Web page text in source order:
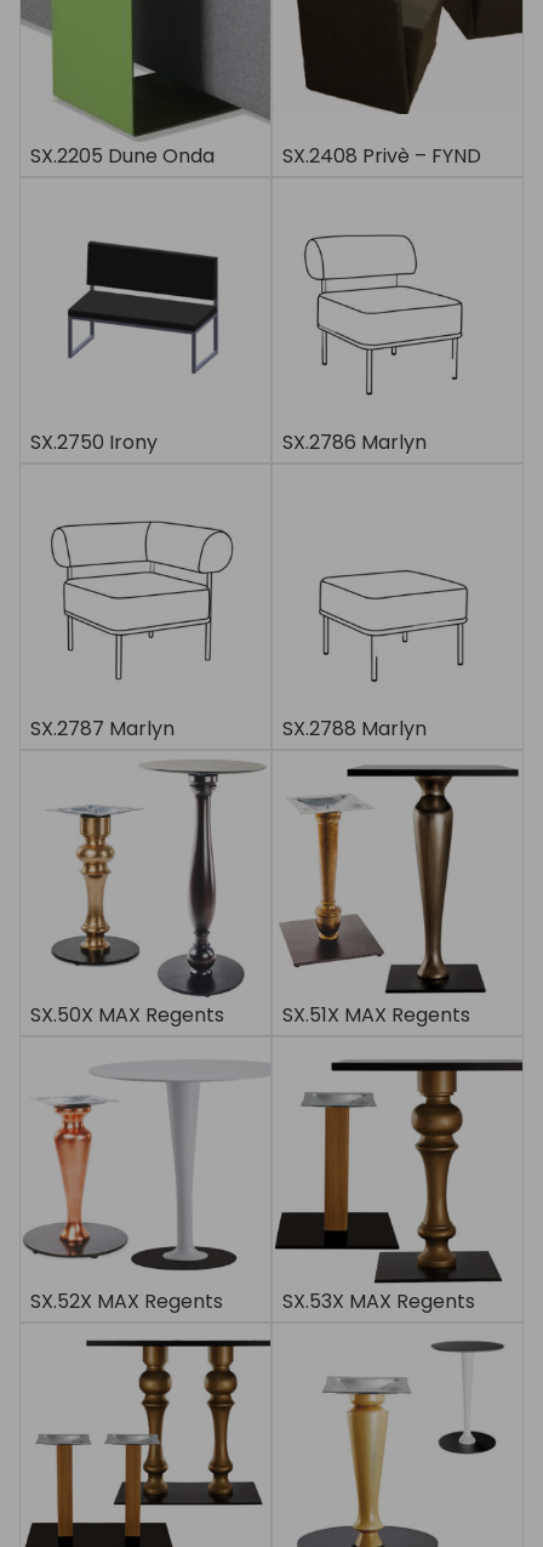
SX.2205 Dune Onda SX.2408 Privè – FYND
SX.2750 Irony SX.2786 Marlyn
SX.2787 Marlyn SX.2788 Marlyn
SX.50X MAX Regents SX.51X MAX Regents
SX.52X MAX Regents SX.53X MAX Regents